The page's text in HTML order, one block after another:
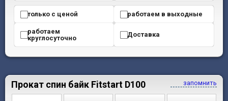
только с ценой работаем в выходные
работаем
круглосуточно
Доставка
запомнить
Прокат спин байк Fitstart D100